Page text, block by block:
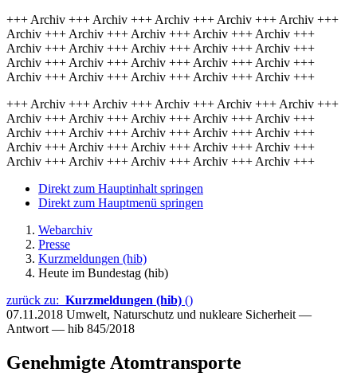
+++ Archiv +++ Archiv +++ Archiv +++ Archiv +++ Archiv +++
Archiv +++ Archiv +++ Archiv +++ Archiv +++ Archiv +++
Archiv +++ Archiv +++ Archiv +++ Archiv +++ Archiv +++
Archiv +++ Archiv +++ Archiv +++ Archiv +++ Archiv +++
Archiv +++ Archiv +++ Archiv +++ Archiv +++ Archiv +++
+++ Archiv +++ Archiv +++ Archiv +++ Archiv +++ Archiv +++
Archiv +++ Archiv +++ Archiv +++ Archiv +++ Archiv +++
Archiv +++ Archiv +++ Archiv +++ Archiv +++ Archiv +++
Archiv +++ Archiv +++ Archiv +++ Archiv +++ Archiv +++
Archiv +++ Archiv +++ Archiv +++ Archiv +++ Archiv +++
Direkt zum Hauptinhalt springen
Direkt zum Hauptmenü springen
Webarchiv
Presse
Kurzmeldungen (hib)
Heute im Bundestag (hib)
zurück zu: Kurzmeldungen (hib) ()
07.11.2018 Umwelt, Naturschutz und nukleare Sicherheit —
Antwort — hib 845/2018
Genehmigte Atomtransporte